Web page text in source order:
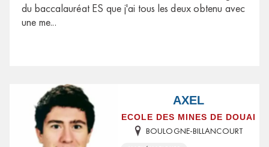
du baccalauréat ES que j'ai tous les deux obtenu avec
une me...
AXEL
ECOLE DES MINES DE DOUAI
BOULOGNE-BILLANCOURT